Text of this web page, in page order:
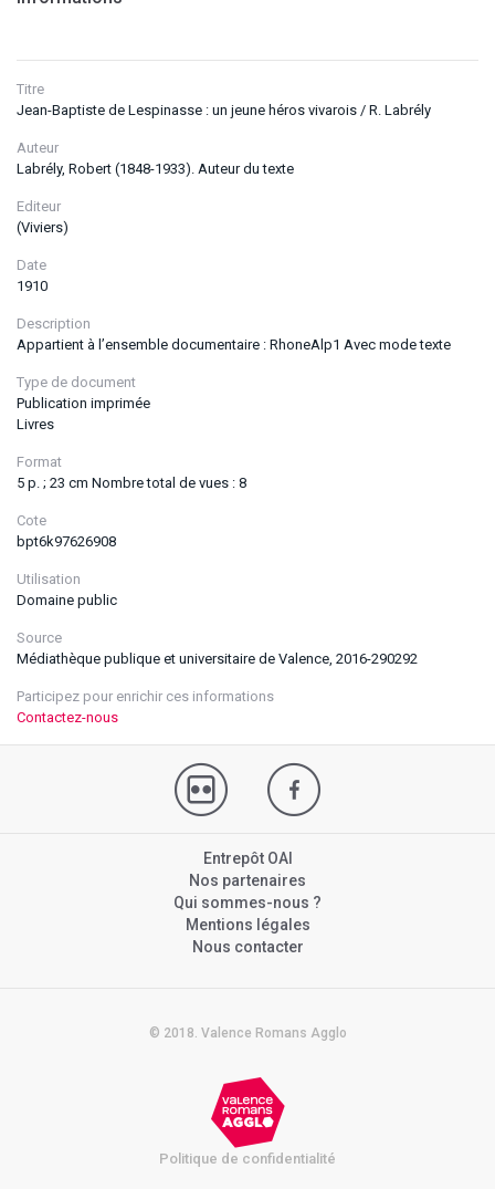
Titre
Jean-Baptiste de Lespinasse : un jeune héros vivarois / R. Labrély
Auteur
Labrély, Robert (1848-1933). Auteur du texte
Editeur
(Viviers)
Date
1910
Description
Appartient à l’ensemble documentaire : RhoneAlp1 Avec mode texte
Type de document
Publication imprimée
Livres
Format
5 p. ; 23 cm Nombre total de vues : 8
Cote
bpt6k97626908
Utilisation
Domaine public
Source
Médiathèque publique et universitaire de Valence, 2016-290292
Participez pour enrichir ces informations
Contactez-nous
Entrepôt OAI
Nos partenaires
Qui sommes-nous ?
Mentions légales
Nous contacter
© 2018. Valence Romans Agglo
Politique de confidentialité